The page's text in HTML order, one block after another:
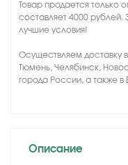
Товар продается только
составляет 4000 рублей.
лучшие условия!
Осуществляем доставку
Тюмень, Челябинск,
города России, а также в
Описание